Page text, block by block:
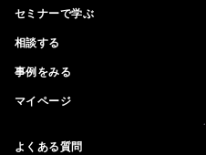
セミナーで学ぶ
相談する
事例をみる
マイページ
よくある質問